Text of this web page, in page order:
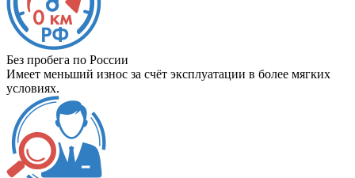
Без пробега по России
Имеет меньший износ за счёт эксплуатации в более мягких
условиях.